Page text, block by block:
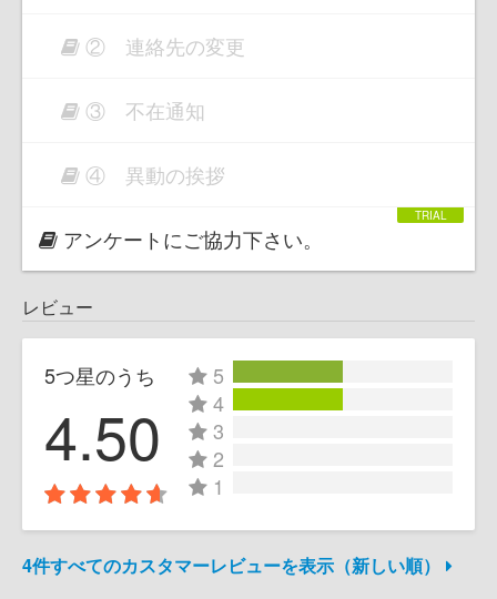
② 連絡先の変更
③ 不在通知
④ 異動の挨拶
アンケートにご協力下さい。
レビュー
5つ星のうち
4.50
5
4
3
2
1
4件すべてのカスタマーレビューを表示（新しい順）